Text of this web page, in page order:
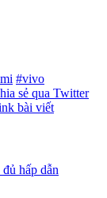
#vivo
sẻ qua Twitter
bài viết